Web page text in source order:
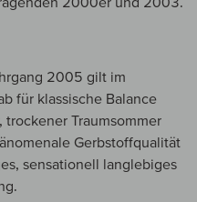
2005 gilt im
für klassische Balance
Traumsommer
Gerbstoffqualität
sensationell langlebiges